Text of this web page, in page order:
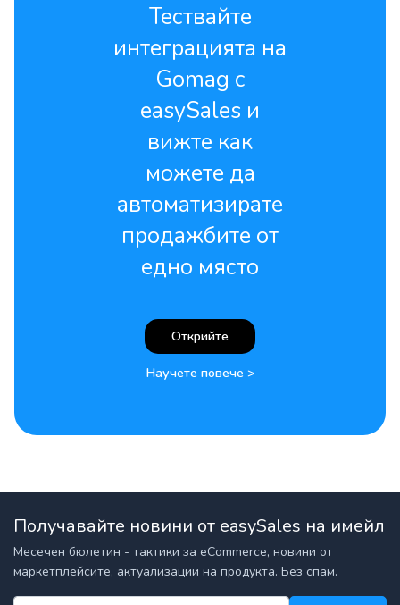
Тествайте
интеграцията на
Gomag с
easySales и
вижте как
можете да
автоматизирате
продажбите от
едно място
Открийте
Научете повече >
Получавайте новини от easySales на имейл
Месечен бюлетин - тактики за eCommerce, новини от
маркетплейсите, актуализации на продукта. Без спам.